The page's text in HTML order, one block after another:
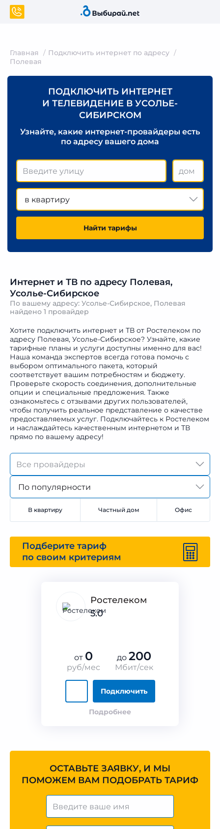
Главная
Подключить интернет по адресу
Полевая
ПОДКЛЮЧИТЬ ИНТЕРНЕТ
И ТЕЛЕВИДЕНИЕ В УСОЛЬЕ-
СИБИРСКОМ
Узнайте, какие интернет-провайдеры есть
по адресу вашего дома
в квартиру
Найти тарифы
Интернет и ТВ по адресу Полевая,
Усолье-Сибирское
По вашему адресу: Усолье-Сибирское, Полевая
найдено 1 провайдер
Хотите подключить интернет и ТВ от Ростелеком по
адресу Полевая, Усолье-Сибирское? Узнайте, какие
тарифные планы и услуги доступны именно для вас!
Наша команда экспертов всегда готова помочь с
выбором оптимального пакета, который
соответствует вашим потребностям и бюджету.
Проверьте скорость соединения, дополнительные
опции и специальные предложения. Также
ознакомьтесь с отзывами других пользователей,
чтобы получить реальное представление о качестве
предоставляемых услуг. Подключайтесь к Ростелеком
и наслаждайтесь качественным интернетом и ТВ
прямо по вашему адресу!
По популярности
В квартиру Частный дом Офис
Подберите тариф
по своим критериям
Ростелеком
5.0
от 0
руб/мес
до 200
Мбит/сек
Подключить
Подробнее
ОСТАВЬТЕ ЗАЯВКУ, И МЫ
ПОМОЖЕМ ВАМ ПОДОБРАТЬ ТАРИФ